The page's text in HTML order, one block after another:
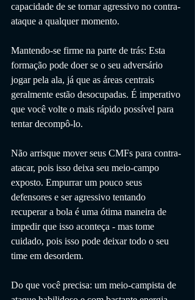
capacidade de se tornar agressivo no contra-
ataque a qualquer momento.
Mantendo-se firme na parte de trás: Esta
formação pode doer se o seu adversário
jogar pela ala, já que as áreas centrais
geralmente estão desocupadas. É imperativo
que você volte o mais rápido possível para
tentar decompô-lo.
Não arrisque mover seus CMFs para contra-
atacar, pois isso deixa seu meio-campo
exposto. Empurrar um pouco seus
defensores e ser agressivo tentando
recuperar a bola é uma ótima maneira de
impedir que isso aconteça - mas tome
cuidado, pois isso pode deixar todo o seu
time em desordem.
Do que você precisa: um meio-campista de